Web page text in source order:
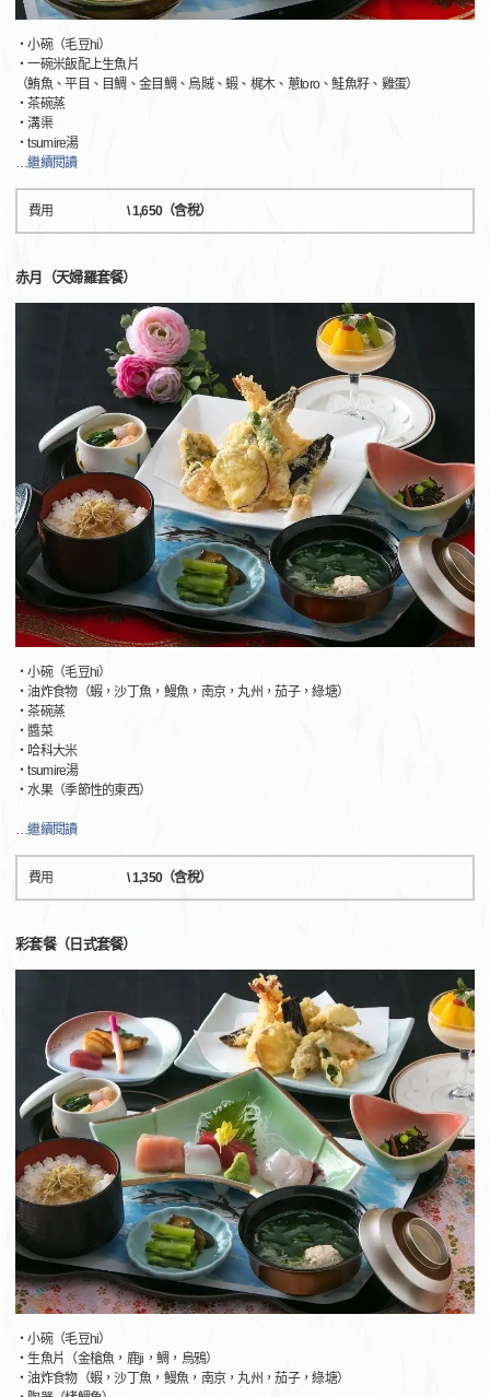
・小碗（毛豆hi）
・一碗米飯配上生魚片
（鮪魚、平目、目鯛、金目鯛、烏賊、蝦、梶木、蔥toro、鮭魚籽、雞蛋）
・茶碗蒸
・溝渠
・tsumire湯
…繼續閱讀
費用 \ 1,650（含稅）
赤月（天婦羅套餐）
・小碗（毛豆hi）
・油炸食物（蝦，沙丁魚，鰻魚，南京，丸州，茄子，綠塘）
・茶碗蒸
・醬菜
・哈科大米
・tsumire湯
・水果（季節性的東西）
…繼續閱讀
費用 \ 1,350（含稅）
彩套餐（日式套餐）
・小碗（毛豆hi）
・生魚片（金槍魚，鹿ji，鯛，烏鴉）
・油炸食物（蝦，沙丁魚，鰻魚，南京，丸州，茄子，綠塘）